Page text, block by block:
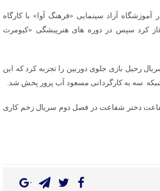
آزاد سینمایی «فرهنگ آوا» با کارگاه
آغاز کرد سپس در دوره های هنرپیشگی «کیومرث
رحیل بازی جلوی دوربین را تجربه کرد که این
دختر شفاعت در فصل دوم سریال زخم کاری